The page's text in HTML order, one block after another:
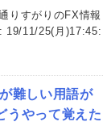
りすがりのFX情報
19/11/25(月)17:45:
難しい用語が
うやって覚えた